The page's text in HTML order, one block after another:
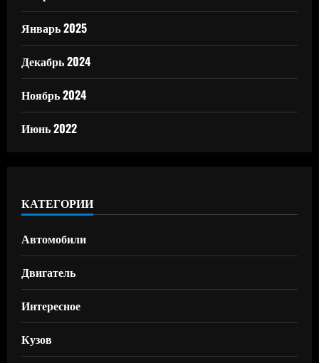
Январь 2025
Декабрь 2024
Ноябрь 2024
Июнь 2022
КАТЕГОРИИ
Автомобили
Двигатель
Интересное
Кузов